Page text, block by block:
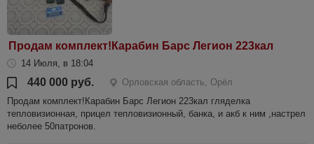
Продам комплект!Карабин Барс Легион 223кал
14 Июля, в 18:04
440 000 руб.
Орловская область, Орёл
Продам комплект!Карабин Барс Легион 223кал гляделка
тепловизионная, прицел тепловизионный, банка, и акб к ним ,настрел
неболее 50патронов.